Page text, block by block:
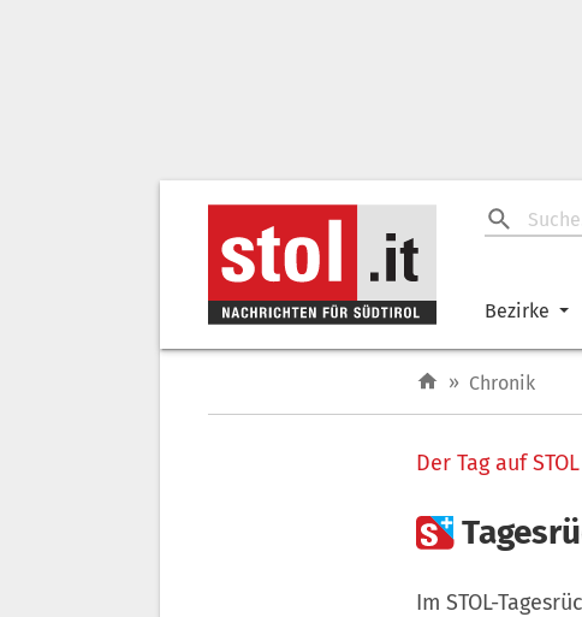
Bezirke
» Chronik
Der Tag auf STOL

Im STOL-